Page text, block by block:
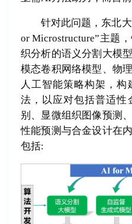
针对此问题，东北
or Microstructure”主题
织分析的语义分割大模
模态卷积网络模型、物
人工智能策略构架，
法，以应对包括普适性
别、显微组织图像预测
性能预测与合金设计在
包括: